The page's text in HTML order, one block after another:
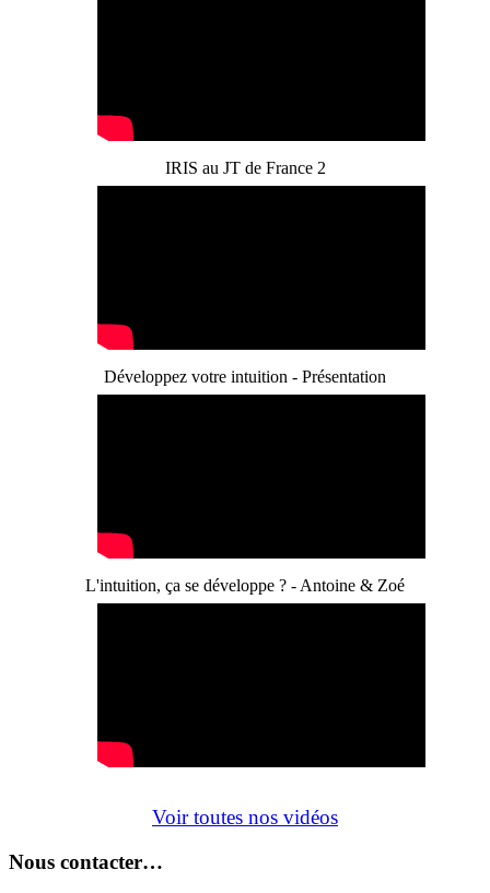
IRIS au JT de France 2
Développez votre intuition - Présentation
L'intuition, ça se développe ? - Antoine & Zoé
Voir toutes nos vidéos
Nous contacter…